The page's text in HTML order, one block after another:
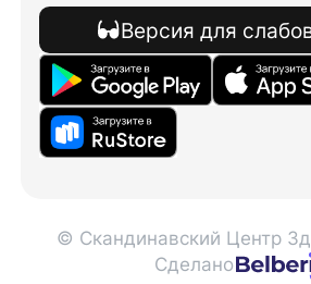
Версия для
© Скандинавский Центр
Сделано